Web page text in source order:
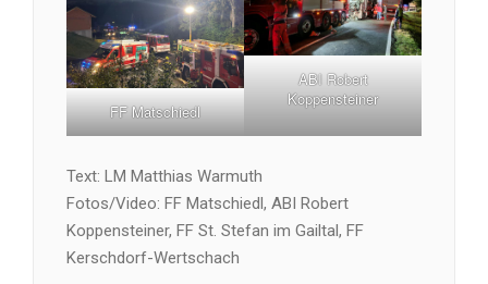
FF Matschiedl
ABI Robert
Koppensteiner
Text: LM Matthias Warmuth
Fotos/Video: FF Matschiedl, ABI Robert
Koppensteiner, FF St. Stefan im Gailtal, FF
Kerschdorf-Wertschach